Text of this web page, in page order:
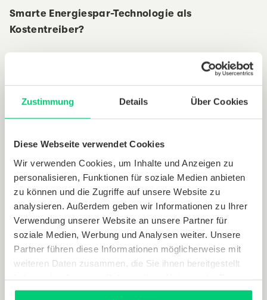
Zustimmung Details Über Cookies
Diese Webseite verwendet Cookies
Wir verwenden Cookies, um Inhalte und Anzeigen zu
personalisieren, Funktionen für soziale Medien anbieten
zu können und die Zugriffe auf unsere Website zu
analysieren. Außerdem geben wir Informationen zu Ihrer
Verwendung unserer Website an unsere Partner für
soziale Medien, Werbung und Analysen weiter. Unsere
Partner führen diese Informationen möglicherweise mit
weiteren Daten zusammen, die Sie ihnen bereitgestellt
gesammelt haben.
Smarte Energiespar-Technologie als
Kostentreiber?
Nutzen und Kosten solch smarter Technologien
lassen sich quantifizieren: Eine aktuelle Gemserv-
Heizungssteuerung pro investiertem Euro mehr CO₂
z. B. der Gebäudedämmung. Schon beim CO₂-
sich die Investition in die Ausstattung einer 3-Raum-
Wohnung in rund zwei Jahren – eine Wärmepumpe
rechnet sich erst nach 20 Jahren. Ein eindeutiges
Beispiel, wie die Digitalisierung zum Klimaschutz
beitragen kann.